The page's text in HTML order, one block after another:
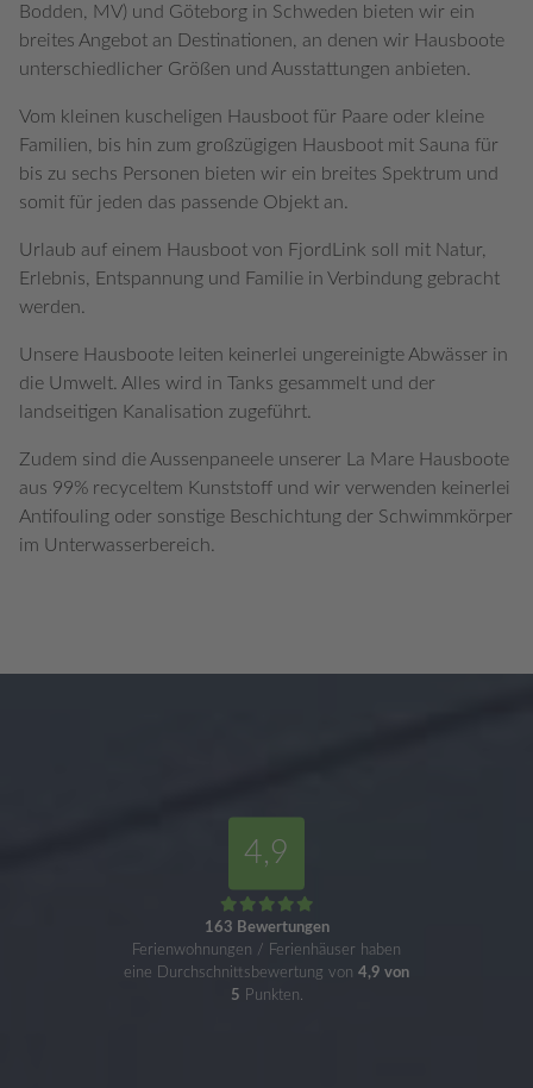
Bodden, MV) und Göteborg in Schweden bieten wir ein
breites Angebot an Destinationen, an denen wir Hausboote
unterschiedlicher Größen und Ausstattungen anbieten.
Vom kleinen kuscheligen Hausboot für Paare oder kleine
Familien, bis hin zum großzügigen Hausboot mit Sauna für
bis zu sechs Personen bieten wir ein breites Spektrum und
somit für jeden das passende Objekt an.
Urlaub auf einem Hausboot von FjordLink soll mit Natur,
Erlebnis, Entspannung und Familie in Verbindung gebracht
werden.
Unsere Hausboote leiten keinerlei ungereinigte Abwässer in
die Umwelt. Alles wird in Tanks gesammelt und der
landseitigen Kanalisation zugeführt.
Zudem sind die Aussenpaneele unserer La Mare Hausboote
aus 99% recyceltem Kunststoff und wir verwenden keinerlei
Antifouling oder sonstige Beschichtung der Schwimmkörper
im Unterwasserbereich.
4,9
163 Bewertungen
Ferienwohnungen / Ferienhäuser haben
eine Durchschnittsbewertung von 4,9 von
5 Punkten.